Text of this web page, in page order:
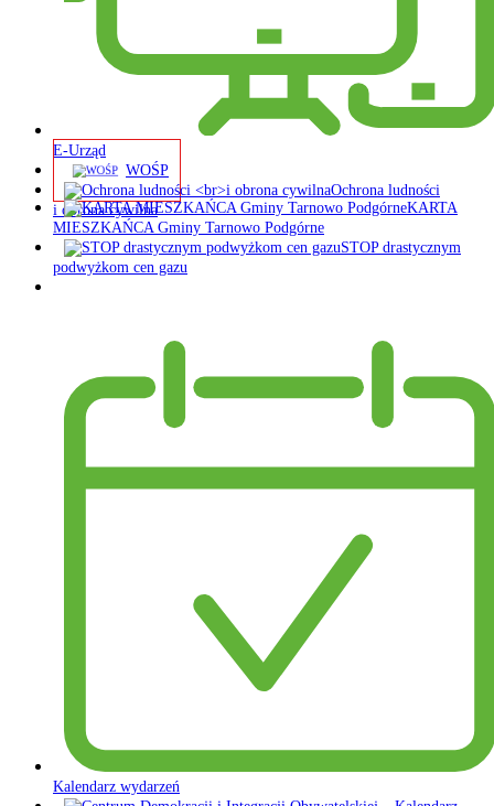
E-Urząd
WOŚP
Ochrona ludności
i obrona cywilna
KARTA
MIESZKAŃCA Gminy Tarnowo Podgórne
STOP drastycznym
podwyżkom cen gazu
Kalendarz wydarzeń